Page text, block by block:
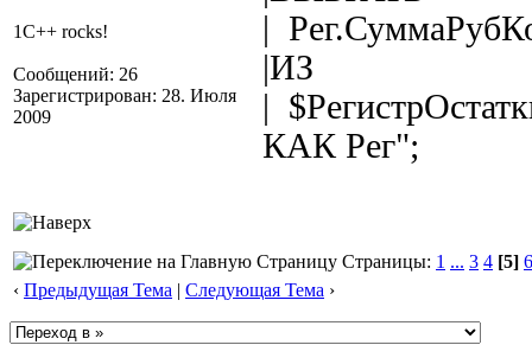
1C++ rocks!
Сообщений: 26
Зарегистрирован: 28. Июля
2009
|
|ИЗ
|
КАК Рег";
Страницы: 1 ... 3 4 [5] 6
‹ Предыдущая Тема | Следующая Тема ›